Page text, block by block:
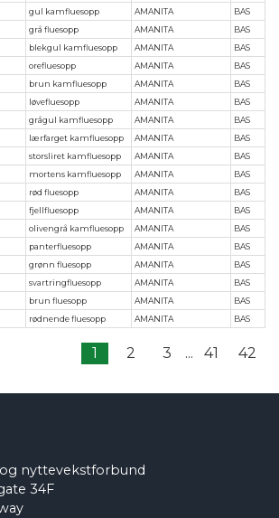
gul kamfluesopp AMANITA
BAS
grå fluesopp AMANITA
BAS
blekgul kamfluesopp AMANITA
BAS
orefluesopp AMANITA
BAS
brun kamfluesopp AMANITA
BAS
løvefluesopp AMANITA
BAS
grågul kamfluesopp AMANITA
BAS
lærfarget kamfluesopp AMANITA
BAS
storsliret kamfluesopp AMANITA
BAS
mortens kamfluesopp AMANITA
BAS
rød fluesopp AMANITA
BAS
fjellfluesopp AMANITA
BAS
olivengrå kamfluesopp AMANITA
BAS
panterfluesopp AMANITA
BAS
grønn fluesopp AMANITA
BAS
svartringfluesopp AMANITA
BAS
brun fluesopp AMANITA
BAS
rødnende fluesopp AMANITA BAS
1 2 3 ... 41 42
nyttevekstforbund
34F